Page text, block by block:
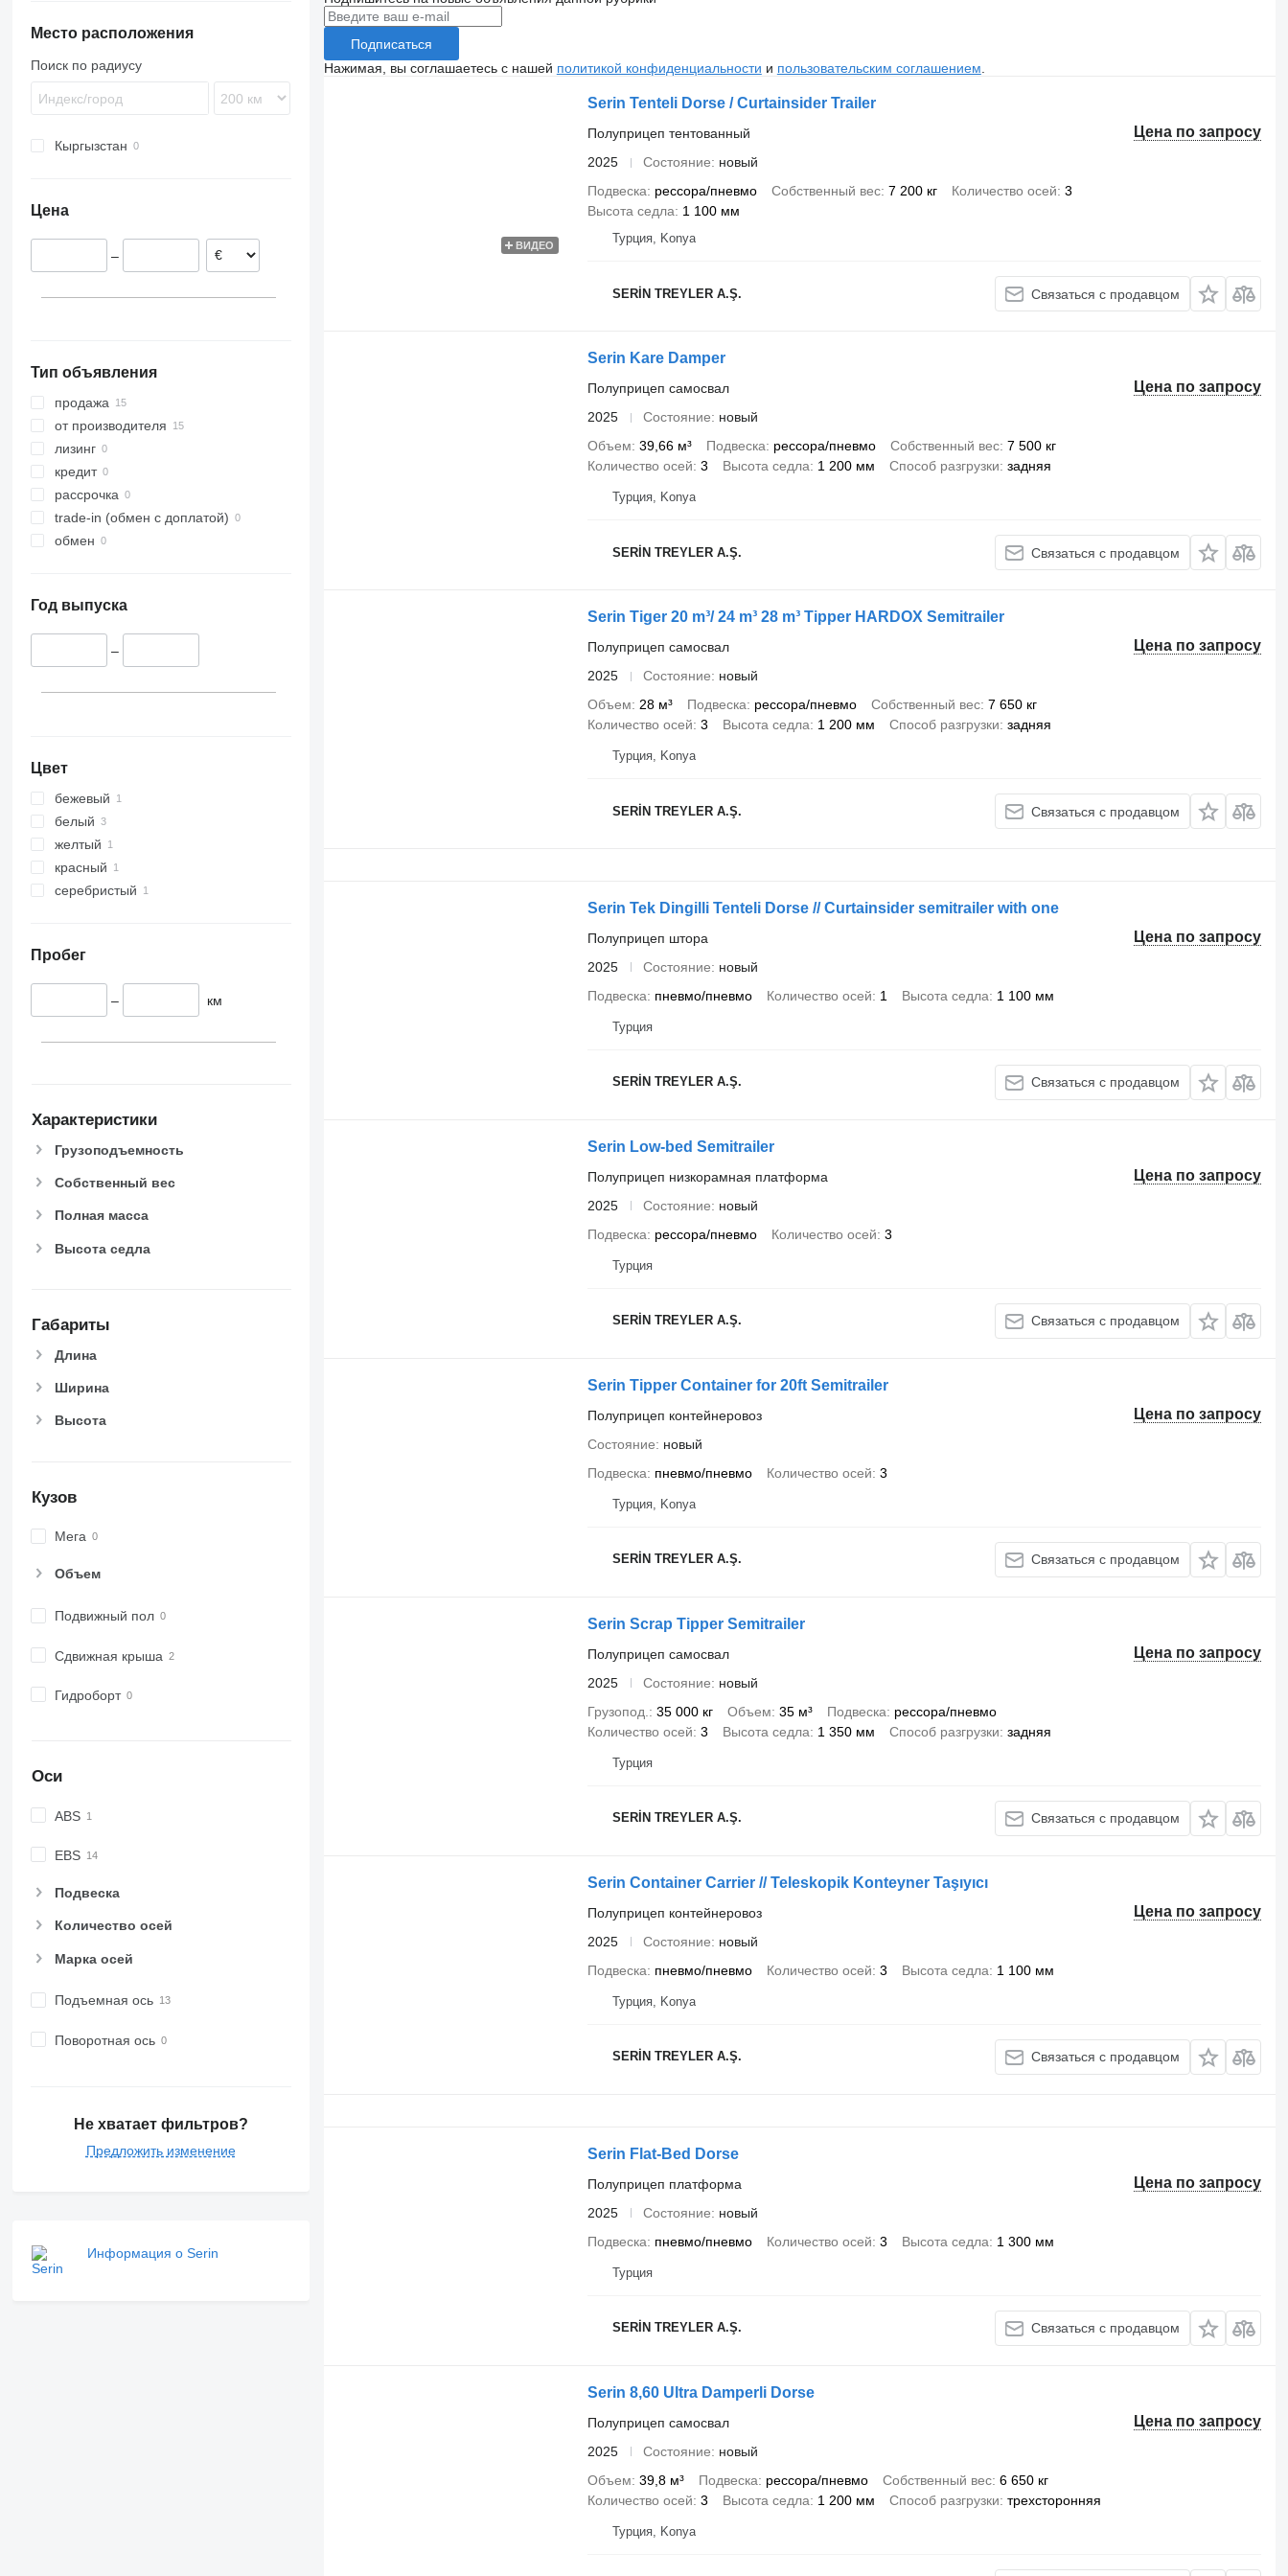
SKI
SPR
SW
Место расположения
Поиск по радиусу
Кыргызстан
Цена
–
Тип объявления
продажа
от производителя
лизинг
кредит
рассрочка
trade-in (обмен с доплатой)
обмен
Год выпуска
–
Цвет
бежевый
белый
желтый
красный
серебристый
Пробег
– км
Характеристики
Грузоподъемность
Собственный вес
Полная масса
Высота седла
Габариты
Длина
Ширина
Высота
Кузов
Мега
Объем
Подвижный пол
Сдвижная крыша
Гидроборт
Оси
ABS
EBS
Подвеска
Количество осей
Марка осей
Подъемная ось
Поворотная ось
Не хватает фильтров?
Предложить изменение
Информация о Serin
Подписаться
Нажимая, вы соглашаетесь с нашей политикой конфиденциальности и пользовательским соглашением
ВИДЕО
Serin Tenteli Dorse / Curtainsider Trailer
Цена по запросу
Полуприцеп тентованный
2025
Состояние
новый
Подвеска
рессора/пневмо Собственный вес 7 200 кг Количество осей 3
Высота седла
1 100 мм
Турция, Konya
SERİN TREYLER A.Ş. Связаться с продавцом
Serin Kare Damper
Цена по запросу
Полуприцеп самосвал
2025
Состояние
новый
Объем 39,66 м³ Подвеска рессора/пневмо Собственный вес 7 500 кг
Количество осей 3 Высота седла 1 200 мм Способ разгрузки задняя
Турция, Konya
SERİN TREYLER A.Ş. Связаться с продавцом
Serin Tiger 20 m³/ 24 m³ 28 m³ Tipper HARDOX Semitrailer
Цена по запросу
Полуприцеп самосвал
2025
Состояние
новый
Объем
28 м³ Подвеска рессора/пневмо Собственный вес 7 650 кг
Количество осей 3 Высота седла 1 200 мм Способ разгрузки задняя
Турция, Konya
SERİN TREYLER A.Ş. Связаться с продавцом
Serin Tek Dingilli Tenteli Dorse // Curtainsider semitrailer with one
Цена по запросу
Полуприцеп штора
2025
Состояние
новый
Подвеска
пневмо/пневмо Количество осей 1 Высота седла 1 100 мм
Турция
SERİN TREYLER A.Ş. Связаться с продавцом
Serin Low-bed Semitrailer
Цена по запросу
Полуприцеп низкорамная платформа
2025
Состояние
новый
Подвеска
рессора/пневмо Количество осей 3
Турция
SERİN TREYLER A.Ş. Связаться с продавцом
Serin Tipper Container for 20ft Semitrailer
Цена по запросу
Полуприцеп контейнеровоз
Состояние
новый
Подвеска
пневмо/пневмо Количество осей 3
Турция, Konya
SERİN TREYLER A.Ş. Связаться с продавцом
Serin Scrap Tipper Semitrailer
Цена по запросу
Полуприцеп самосвал
2025
Состояние
новый
Грузопод.
35 000 кг Объем 35 м³ Подвеска
рессора/пневмо
Количество осей 3 Высота седла 1 350 мм Способ разгрузки задняя
Турция
SERİN TREYLER A.Ş. Связаться с продавцом
Serin Container Carrier // Teleskopik Konteyner Taşıyıcı
Цена по запросу
Полуприцеп контейнеровоз
2025
Состояние
новый
Подвеска
пневмо/пневмо Количество осей 3 Высота седла 1 100 мм
Турция, Konya
SERİN TREYLER A.Ş. Связаться с продавцом
Serin Flat-Bed Dorse
Цена по запросу
Полуприцеп платформа
2025
Состояние
новый
Подвеска
пневмо/пневмо Количество осей 3 Высота седла 1 300 мм
Турция
SERİN TREYLER A.Ş. Связаться с продавцом
Serin 8,60 Ultra Damperli Dorse
Цена по запросу
Полуприцеп самосвал
2025
Состояние
новый
Объем 39,8 м³ Подвеска рессора/пневмо Собственный вес 6 650 кг
Количество осей 3 Высота седла 1 200 мм Способ разгрузки трехсторонняя
Турция, Konya